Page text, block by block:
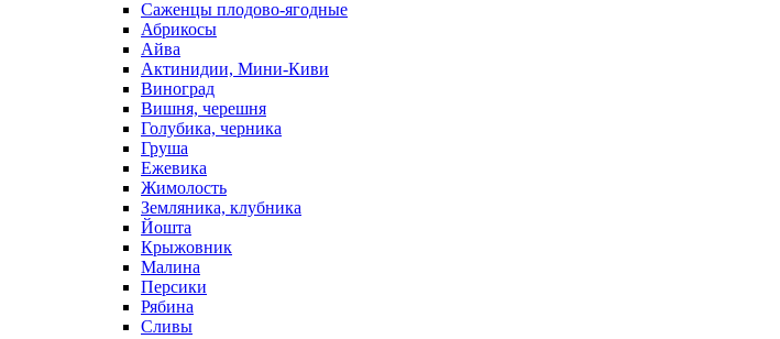
Саженцы плодово-ягодные
Абрикосы
Айва
Актинидии, Мини-Киви
Виноград
Вишня, черешня
Голубика, черника
Груша
Ежевика
Жимолость
Земляника, клубника
Йошта
Крыжовник
Малина
Персики
Рябина
Сливы